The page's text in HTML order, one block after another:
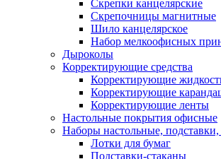
Скрепки канцелярские
Скрепочницы магнитные
Шило канцелярское
Набор мелкоофисных
Дыроколы
Корректирующие средства
Корректирующие
Корректирующие
Корректирующие ленты
Настольные покрытия офисные
Наборы настольные, подставки,
Лотки для бумаг
Подставки-стаканы